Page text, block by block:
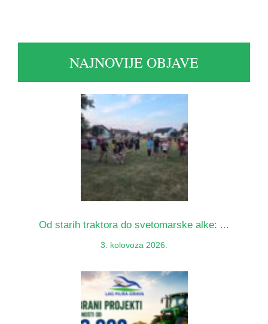
NAJNOVIJE OBJAVE
Od starih traktora do svetomarske alke: ...
3. kolovoza 2026.